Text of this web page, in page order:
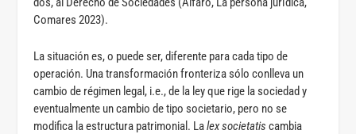
Comares 2023).
La situación es, o puede ser, diferente para cada tipo de
operación. Una transformación fronteriza sólo conlleva un
cambio de régimen legal, i.e., de la ley que rige la sociedad y
eventualmente un cambio de tipo societario, pero no se
modifica la estructura patrimonial. Lalex societatiscambia